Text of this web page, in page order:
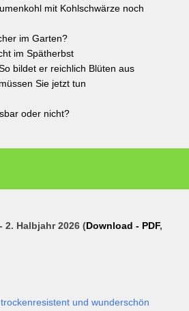
mit Kohlschwärze noch
im Garten?
im Spätherbst
bildet er reichlich Blüten aus
Sie jetzt tun
oder nicht?
2. Halbjahr 2026 (Download - PDF,
und wunderschön